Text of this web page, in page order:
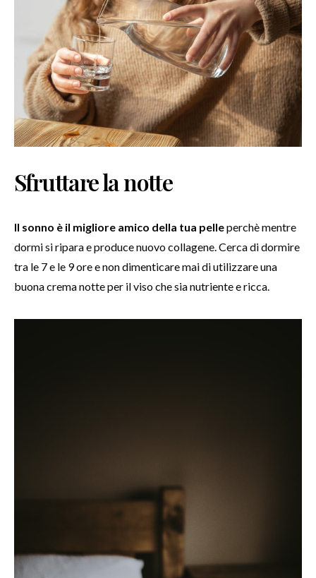
Sfruttare la notte
Il sonno è il migliore amico della tua pelleperchè mentre
dormi si ripara e produce nuovo collagene. Cerca di dormire
tra le 7 e le 9 ore e non dimenticare mai di utilizzare una
buona crema notte per il viso che sia nutriente e ricca.